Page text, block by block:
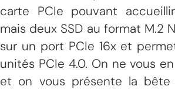
carte PCIe pouvant
mais deux SSD au format M.2
sur un port PCIe 16x et
unités PCIe 4.0. On ne vous
et on vous présente la